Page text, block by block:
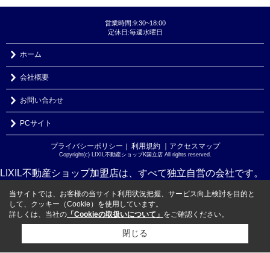
営業時間:9:30~18:00
定休日:毎週水曜日
ホーム
会社概要
お問い合わせ
PCサイト
プライバシーポリシー 利用規約 ｜アクセスマップ
Copyright(c) LIXIL不動産ショップK国立店 All rights reserved.
LIXIL不動産ショップ加盟店は、すべて独立自営の会社です。
当サイトでは、お客様の当サイト利用状況把握、サービス向上検討を目的と
して、クッキー（Cookie）を使用しています。
詳しくは、当社の 「Cookieの取扱いについて」 をご確認ください。
閉じる